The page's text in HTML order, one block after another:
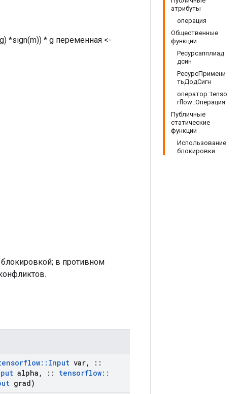
атрибуты
операция
Общественные
функции
Ресурсапплиад
дсин
РесурсПримени
тьДодСигн
оператор::tenso
rflow::Операция
Публичные
статические
функции
Использование
блокировки
*sign(m)) * g переменная <-
в противном
:: Input var,
::
alpha , :: tensorflow::
grad)